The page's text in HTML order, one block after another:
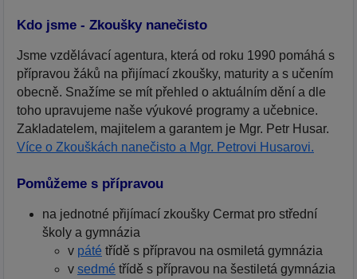
Kdo jsme - Zkoušky nanečisto
Jsme vzdělávací agentura, která od roku 1990 pomáhá s
přípravou žáků na přijímací zkoušky, maturity a s učením
obecně. Snažíme se mít přehled o aktuálním dění a dle
toho upravujeme naše výukové programy a učebnice.
Zakladatelem, majitelem a garantem je Mgr. Petr Husar.
Více o Zkouškách nanečisto a Mgr. Petrovi Husarovi.
Pomůžeme s přípravou
na jednotné přijímací zkoušky Cermat pro střední
školy a gymnázia
v páté třídě s přípravou na osmiletá gymnázia
v sedmé třídě s přípravou na šestiletá gymnázia